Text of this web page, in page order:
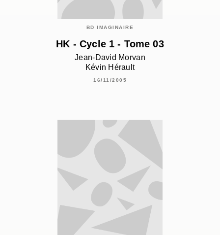
BD IMAGINAIRE
HK - Cycle 1 - Tome 03
Jean-David Morvan
Kévin Hérault
16/11/2005